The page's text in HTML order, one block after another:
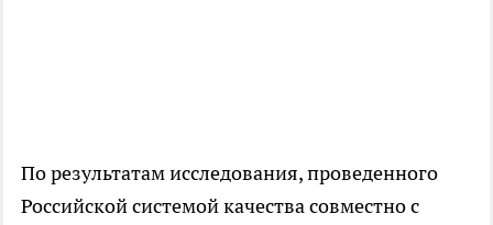
По результатам исследования, проведенного
Российской системой качества совместно с